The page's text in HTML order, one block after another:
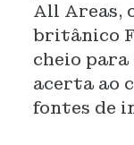
All Areas,
britânico
cheio para
acerta ao
fontes de